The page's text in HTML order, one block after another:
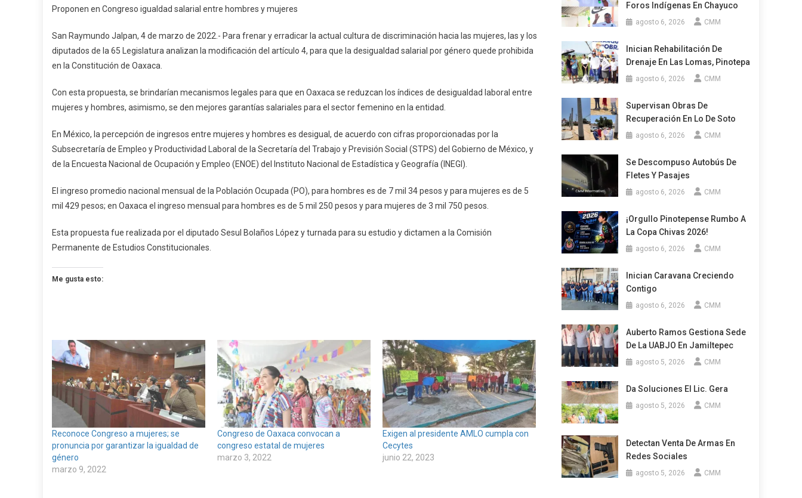
En
Igualdad
Salarial
Y
Mujeres
Proponen en Congreso igualdad salarial entre hombres y mujeres
San Raymundo Jalpan, 4 de marzo de 2022.- Para frenar y erradicar la actual cultura de discriminación hacia las mujeres, las y los
diputados de la 65 Legislatura analizan la modificación del artículo 4, para que la desigualdad salarial por género quede prohibida
en la Constitución de Oaxaca.
Con esta propuesta, se brindarían mecanismos legales para que en Oaxaca se reduzcan los índices de desigualdad laboral entre
mujeres y hombres, asimismo, se den mejores garantías salariales para el sector femenino en la entidad.
En México, la percepción de ingresos entre mujeres y hombres es desigual, de acuerdo con cifras proporcionadas por la
Subsecretaría de Empleo y Productividad Laboral de la Secretaría del Trabajo y Previsión Social (STPS) del Gobierno de México, y
de la Encuesta Nacional de Ocupación y Empleo (ENOE) del Instituto Nacional de Estadística y Geografía (INEGI).
El ingreso promedio nacional mensual de la Población Ocupada (PO), para hombres es de 7 mil 34 pesos y para mujeres es de 5
mil 429 pesos; en Oaxaca el ingreso mensual para hombres es de 5 mil 250 pesos y para mujeres de 3 mil 750 pesos.
Esta propuesta fue realizada por el diputado Sesul Bolaños López y turnada para su estudio y dictamen a la Comisión
Permanente de Estudios Constitucionales.
Me gusta esto:
Reconoce Congreso a mujeres; se
pronuncia por garantizar la igualdad de
género
marzo 9, 2022
Congreso de Oaxaca convocan a
congreso estatal de mujeres
marzo 3, 2022
Exigen al presidente AMLO cumpla con
Cecytes
junio 22, 2023
Foros Indígenas En Chayuco
agosto 6, 2026 CMM
Inician Rehabilitación De
Drenaje En Las Lomas, Pinotepa
agosto 6, 2026 CMM
Supervisan Obras De
Recuperación En Lo De Soto
agosto 6, 2026 CMM
Se Descompuso Autobús De
Fletes Y Pasajes
agosto 6, 2026 CMM
¡Orgullo Pinotepense Rumbo A
La Copa Chivas 2026!
agosto 6, 2026 CMM
Inician Caravana Creciendo
Contigo
agosto 6, 2026 CMM
Auberto Ramos Gestiona Sede
De La UABJO En Jamiltepec
agosto 5, 2026 CMM
Da Soluciones El Lic. Gera
agosto 5, 2026 CMM
Detectan Venta De Armas En
Redes Sociales
agosto 5, 2026 CMM